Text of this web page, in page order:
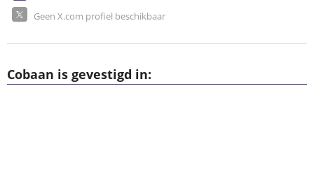
Geen X.com profiel beschikbaar
Cobaan is gevestigd in: